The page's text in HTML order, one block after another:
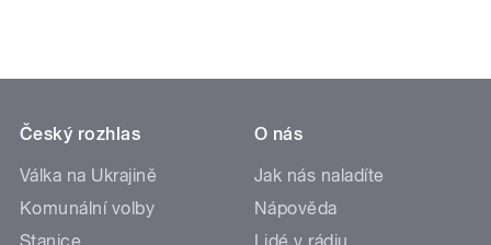
Český rozhlas
Válka na Ukrajině
Komunální volby
O nás
Jak nás naladíte
Nápověda